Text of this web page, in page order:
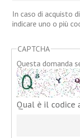
In caso di acquisto
indicare uno o più
CAPTCHA
Questa domanda
Qual è il codice